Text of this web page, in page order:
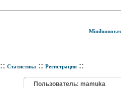
:: Статистика :: Регистрация ::
Пользователь: mamuka